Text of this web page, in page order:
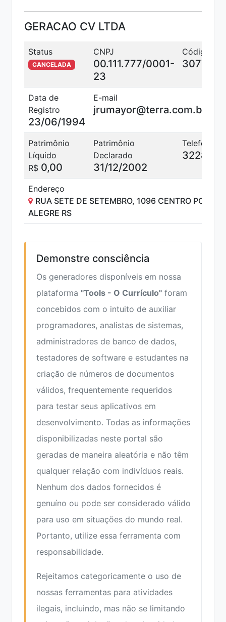
GERACAO CV LTDA
Status
CANCELADA
CNPJ
00.111.777/0001-
23
Código
3077
Data de
Registro
23/06/1994
E-mail
jrumayor@terra.com.br
Patrimônio
Líquido
R$ 0,00
Patrimônio
Declarado
31/12/2002
Telefone
Endereço
RUA SETE DE SETEMBRO, 1096 CENTRO PORTO
ALEGRE RS
Demonstre consciência
Os generadores disponíveis em nossa
plataforma "Tools - O Currículo" foram
concebidos com o intuito de auxiliar
programadores, analistas de sistemas,
administradores de banco de dados,
testadores de software e estudantes na
criação de números de documentos
válidos, frequentemente requeridos
para testar seus aplicativos em
desenvolvimento. Todas as informações
disponibilizadas neste portal são
geradas de maneira aleatória e não têm
qualquer relação com indivíduos reais.
Nenhum dos dados fornecidos é
genuíno ou pode ser considerado válido
para uso em situações do mundo real.
Portanto, utilize essa ferramenta com
responsabilidade.
Rejeitamos categoricamente o uso de
nossas ferramentas para atividades
ilegais, incluindo, mas não se limitando